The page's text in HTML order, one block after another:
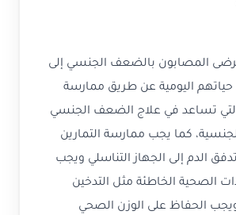
المصابون بالضعف الجنسي إلى
اليومية عن طريق ممارسة
تساعد في علاج الضعف الجنسي
كما يجب ممارسة التمارين
الدم إلى الجهاز التناسلي ويجب
الصحية الخاطئة مثل التدخين
الحفاظ على الوزن الصحي